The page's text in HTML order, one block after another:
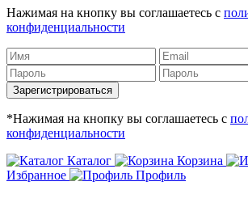
Нажимая на кнопку вы соглашаетесь с
конфиденциальности
Зарегистрироваться
*Нажимая на кнопку вы соглашаетесь с
конфиденциальности
Каталог
Корзина
Избранное
Профиль